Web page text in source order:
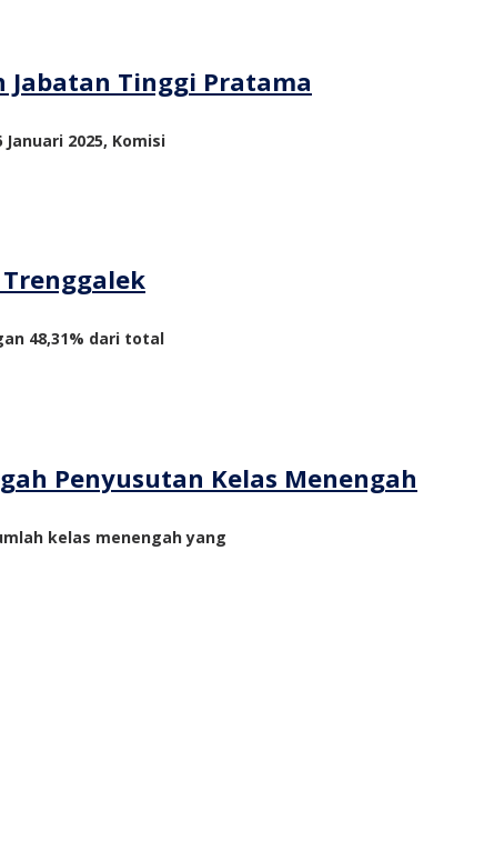
Tinggi Pratama
2025, Komisi
48,31% dari total
Penyusutan Kelas Menengah
kelas menengah yang